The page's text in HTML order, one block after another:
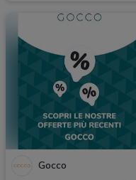
Gocco